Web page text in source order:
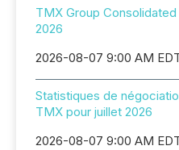
TMX Group
2026
2026-08-07 9:00 AM
Statistiques de
TMX pour juillet 2026
2026-08-07 9:00 AM